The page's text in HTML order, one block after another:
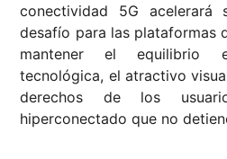
conectividad 5G acelerará
desafío para las plataformas
mantener el equilibrio
tecnológica, el atractivo
derechos de los
hiperconectado que no